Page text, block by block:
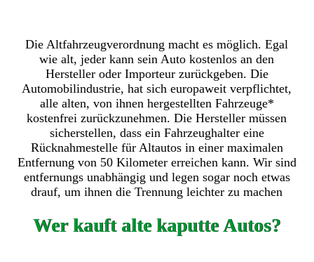
Die Altfahrzeugverordnung macht es möglich. Egal
wie alt, jeder kann sein Auto kostenlos an den
Hersteller oder Importeur zurückgeben. Die
Automobilindustrie, hat sich europaweit verpflichtet,
alle alten, von ihnen hergestellten Fahrzeuge*
kostenfrei zurückzunehmen. Die Hersteller müssen
sicherstellen, dass ein Fahrzeughalter eine
Rücknahmestelle für Altautos in einer maximalen
Entfernung von 50 Kilometer erreichen kann. Wir sind
entfernungs unabhängig und legen sogar noch etwas
drauf, um ihnen die Trennung leichter zu machen
Wer kauft alte kaputte Autos?